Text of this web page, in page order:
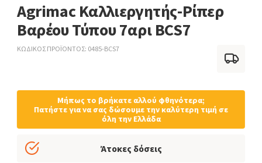
Agrimac Καλλιεργητής-Ρίπερ
Βαρέου Τύπου 7αρι BCS7
ΚΩΔΙΚΟΣ ΠΡΟΪΟΝΤΟΣ 0485-BCS7
Μήπως το βρήκατε αλλού φθηνότερα;
Πατήστε για να σας δώσουμε την καλύτερη τιμή σε
όλη την Ελλάδα
Άτοκες δόσεις